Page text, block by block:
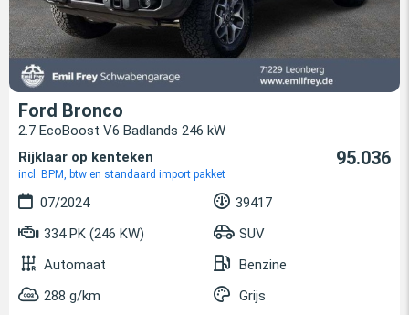
Ford Bronco
2.7 EcoBoost V6 Badlands 246 kW
Rijklaar op kenteken
incl. BPM, btw en standaard import pakket
95.036
07/2024
39417
334 PK (246 KW)
SUV
Automaat
Benzine
288 g/km
Grijs